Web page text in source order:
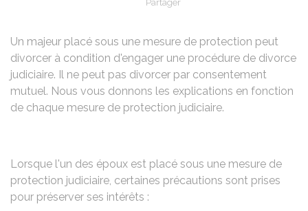
Partager
Un majeur placé sous une mesure de protection peut
divorcer à condition d'engager une procédure de divorce
judiciaire. Il ne peut pas divorcer par consentement
mutuel. Nous vous donnons les explications en fonction
de chaque mesure de protection judiciaire.
Lorsque l'un des époux est placé sous une mesure de
protection judiciaire, certaines précautions sont prises
pour préserver ses intérêts :